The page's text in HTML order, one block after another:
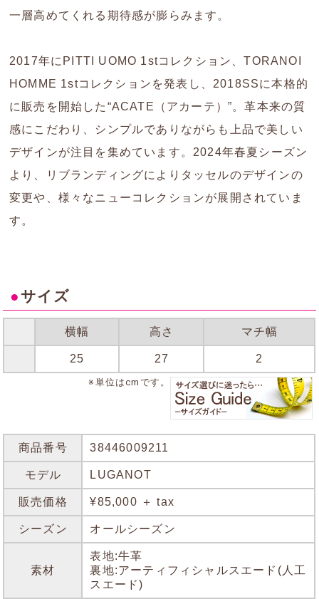
一層高めてくれる期待感が膨らみます。
2017年にPITTI UOMO 1stコレクション、TORANOI
HOMME 1stコレクションを発表し、2018SSに本格的
に販売を開始した“ACATE（アカーテ）”。革本来の質
感にこだわり、シンプルでありながらも上品で美しい
デザインが注目を集めています。2024年春夏シーズン
より、リブランディングによりタッセルのデザインの
変更や、様々なニューコレクションが展開されていま
す。
● サイズ
横幅 高さ マチ幅
25 27 2
※単位はcmです。
商品番号 38446009211
モデル LUGANOT
販売価格 ¥85,000 ＋ tax
シーズン オールシーズン
素材
表地:牛革
裏地:アーティフィシャルスエード(人工
スエード)